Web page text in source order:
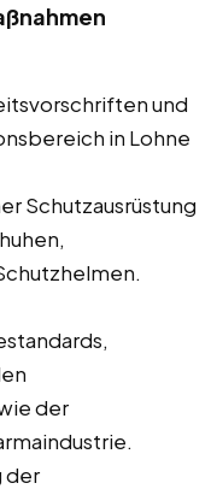
und
in Lohne
Schutzausrüstung
der
der